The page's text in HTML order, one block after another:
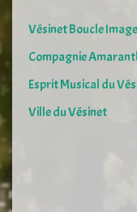
Vésinet Boucle Image
Compagnie
Esprit Musical du
Ville du Vésinet